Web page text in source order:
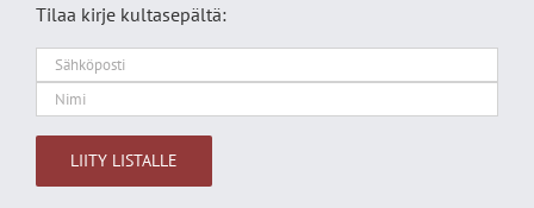
Tilaa kirje kultasepältä: